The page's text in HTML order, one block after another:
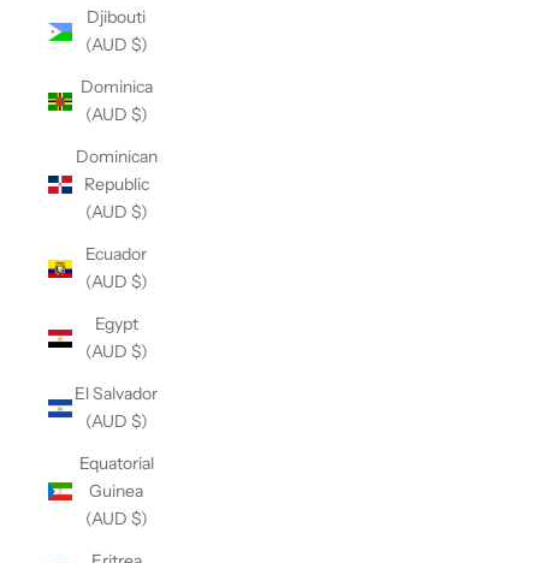
Djibouti
(AUD $)
Dominica
(AUD $)
Dominican
Republic
(AUD $)
Ecuador
(AUD $)
Egypt
(AUD $)
El Salvador
(AUD $)
Equatorial
Guinea
(AUD $)